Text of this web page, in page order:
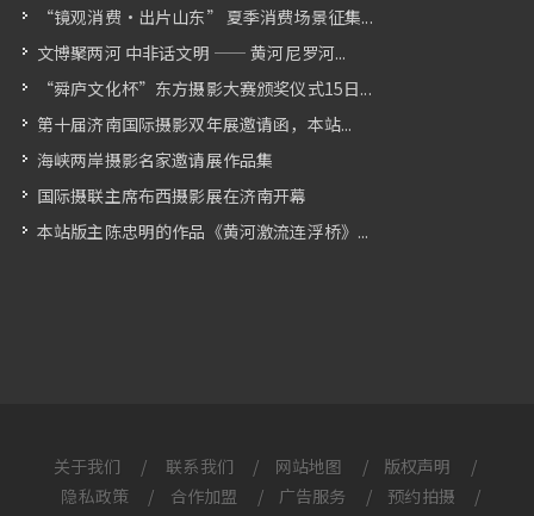
“镜观消费・出片山东” 夏季消费场景征集...
文博聚两河 中非话文明 —— 黄河尼罗河...
“舜庐文化杯”东方摄影大赛颁奖仪式15日...
第十届济南国际摄影双年展邀请函，本站...
海峡两岸摄影名家邀请展作品集
国际摄联主席布西摄影展在济南开幕
本站版主陈忠明的作品《黄河激流连浮桥》...
关于我们 / 联系我们 / 网站地图 / 版权声明
/
隐私政策
/ 合作加盟 / 广告服务 / 预约拍摄
/